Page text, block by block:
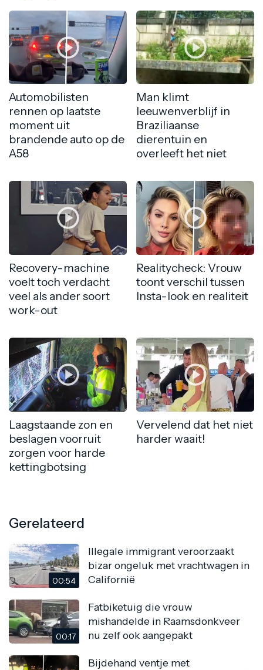
Automobilisten
rennen op laatste
moment uit
brandende auto op de
A58
Man klimt
leeuwenverblijf in
Braziliaanse
dierentuin en
overleeft het niet
Recovery-machine
voelt toch verdacht
veel als ander soort
work-out
Realitycheck: Vrouw
toont verschil tussen
Insta-look en realiteit
Laagstaande zon en
beslagen voorruit
zorgen voor harde
kettingbotsing
Vervelend dat het niet
harder waait!
Gerelateerd
00:54
Illegale immigrant veroorzaakt
bizar ongeluk met vrachtwagen in
Californië
00:17
Fatbiketuig die vrouw
mishandelde in Raamsdonkveer
nu zelf ook aangepakt
Bijdehand ventje met